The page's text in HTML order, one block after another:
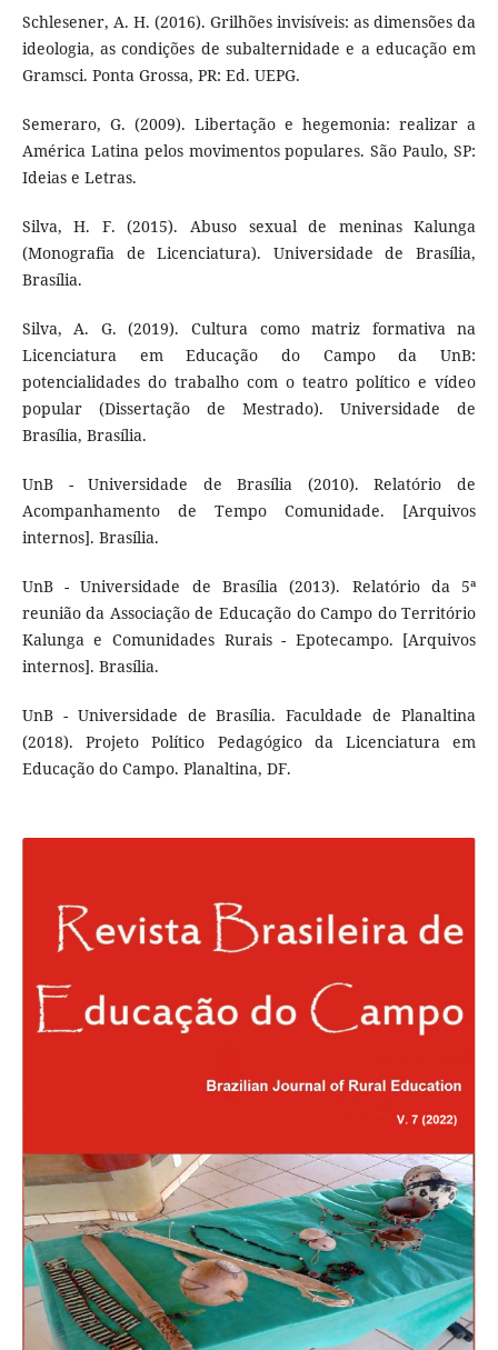
Schlesener, A. H. (2016). Grilhões invisíveis: as dimensões da
ideologia, as condições de subalternidade e a educação em
Gramsci. Ponta Grossa, PR: Ed. UEPG.
Semeraro, G. (2009). Libertação e hegemonia: realizar a
América Latina pelos movimentos populares. São Paulo, SP:
Ideias e Letras.
Silva, H. F. (2015). Abuso sexual de meninas Kalunga
(Monografia de Licenciatura). Universidade de Brasília,
Brasília.
Silva, A. G. (2019). Cultura como matriz formativa na
Licenciatura em Educação do Campo da UnB:
potencialidades do trabalho com o teatro político e vídeo
popular (Dissertação de Mestrado). Universidade de
Brasília, Brasília.
UnB - Universidade de Brasília (2010). Relatório de
Acompanhamento de Tempo Comunidade. [Arquivos
internos]. Brasília.
UnB - Universidade de Brasília (2013). Relatório da 5ª
reunião da Associação de Educação do Campo do Território
Kalunga e Comunidades Rurais - Epotecampo. [Arquivos
internos]. Brasília.
UnB - Universidade de Brasília. Faculdade de Planaltina
(2018). Projeto Político Pedagógico da Licenciatura em
Educação do Campo. Planaltina, DF.